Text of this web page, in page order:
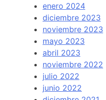
enero 2024
diciembre 2023
noviembre 2023
mayo 2023
abril 2023
noviembre 2022
julio 2022
junio 2022